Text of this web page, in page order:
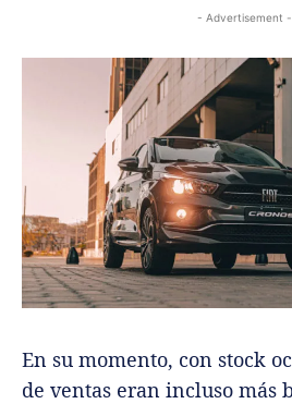
- Advertisement -
En su momento, con stock
de ventas eran incluso más